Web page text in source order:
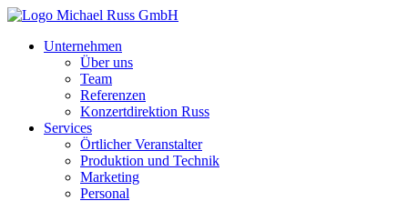
Unternehmen
Über uns
Team
Referenzen
Konzertdirektion Russ
Services
Örtlicher Veranstalter
Produktion und Technik
Marketing
Personal